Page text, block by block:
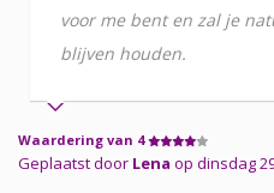
voor me bent en zal je
blijven houden.
Waardering van 4
Geplaatst door Lena op dinsdag